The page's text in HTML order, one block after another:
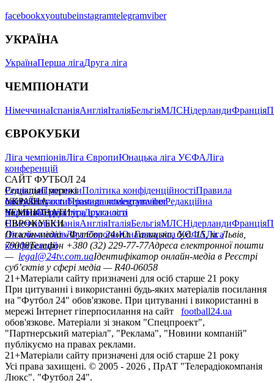
facebookxyoutubeinstagramtelegramviber
УКРАЇНА
УкраїнаПерша лігаДруга ліга
ЧЕМПІОНАТИ
НімеччинаІспаніяАнгліяІталіяБельгіяМЛСНідерландиФранція
ЄВРОКУБКИ
Ліга чемпіонівЛіга ЄвропиЮнацька ліга УЄФАЛіга
конференцій
САЙТ ФУТБОЛ 24
РедакціяПрогнозиПолітика конфіденційностіПравила
сайтуКонтактиПравила коментуванняРедакційна
політикаСтруктура власності
Соціальні мережі
facebookxyoutubeinstagramtelegramviber
УКРАЇНА
УкраїнаПерша лігаДруга ліга
ЧЕМПІОНАТИ
НімеччинаІспаніяАнгліяІталіяБельгіяМЛСНідерландиФранція
ЄВРОКУБКИ
Ліга чемпіонівЛіга ЄвропиЮнацька ліга УЄФАЛіга
конференцій
Онлайн-медіа «Футбол 24»пл. Галицька, буд. 15, м. Львів,
79008Телефон +380 (32) 229-77-77Адреса електронної пошти
— legal@24tv.com.uaІдентифікатор онлайн-медіа в Реєстрі
суб’єктів у сфері медіа — R40-06058
21+Матеріали сайту призначені для осіб старше 21 року
При цитуванні і використанні будь-яких матеріалів посилання
на "Футбол 24" обов'язкове. При цитуванні і використанні в
мережі Інтернет гіперпосилання на сайт
football24.ua
обов'язкове. Матеріали зі знаком "Спецпроект",
"Партнерський матеріал", "Реклама", "Новини компаній"
публікуємо на правах реклами.
21+Матеріали сайту призначені для осіб старше 21 року
Усi права захищенi. © 2005 - 2026 , ПрАТ "Телерадіокомпанія
Люкс". "Футбол 24".